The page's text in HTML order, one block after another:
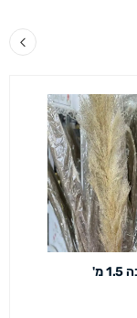
מ'